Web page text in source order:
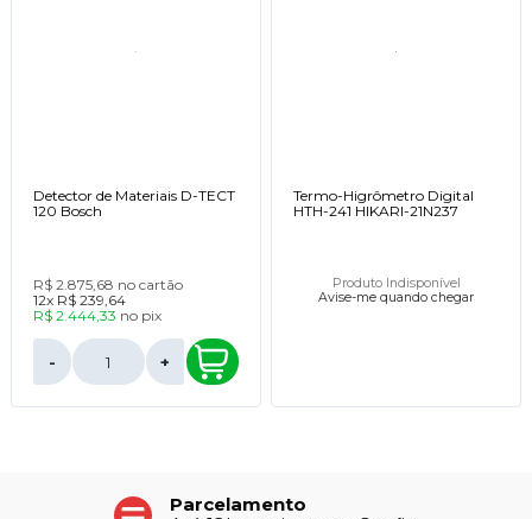
Detector de Materiais D-TECT
120 Bosch
R$ 2.875,68 no cartão
12x R$ 239,64
R$ 2.444,33 no pix
- +
Termo-Higrômetro Digital
HTH-241 HIKARI-21N237
Produto Indisponível
Avise-me quando chegar
Parcelamento